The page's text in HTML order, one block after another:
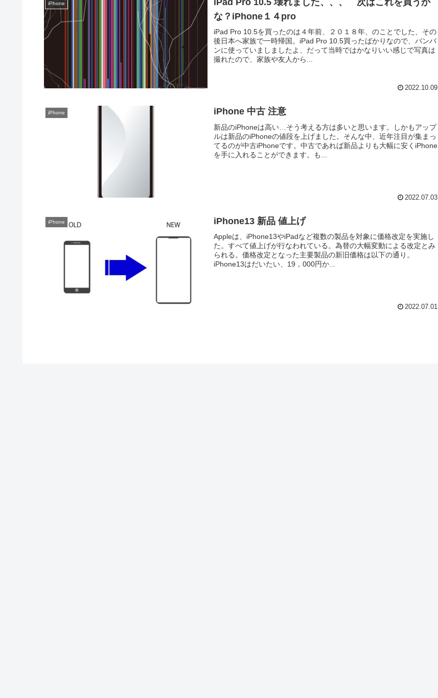
iPhone
iPad Pro 10.5 壊れました、、、 次はこれを買うか
な？iPhone１４pro
iPad Pro 10.5を買ったのは４年前、２０１８年、のことでした、その
後日本へ家族で一時帰国。iPad Pro 10.5買ったばかりなので、バンバ
ンに使っていましましたよ、だって当時ではかなりいい感じで写真は
撮れたので、家族や友人から...
2022.10.09
iPhone iPhone 中古 注意
新品のiPhoneは高い…そう考える方は多いと思います。しかもアップ
ルは新品のiPhoneの値段を上げました。そんな中、近年注目が集まっ
てるのが中古iPhoneです。中古であれば新品よりも大幅に安くiPhone
を手に入れることができます。も...
2022.07.03
iPhone iPhone13 新品 値上げ
Appleは、iPhone13やiPadなど複数の製品を対象に価格改定を実施し
た。すべて値上げが行なわれている。為替の大幅変動による改定とみ
られる。価格改定となった主要製品の新旧価格は以下の通り。
iPhone13はだいたい、19，000円か...
2022.07.01